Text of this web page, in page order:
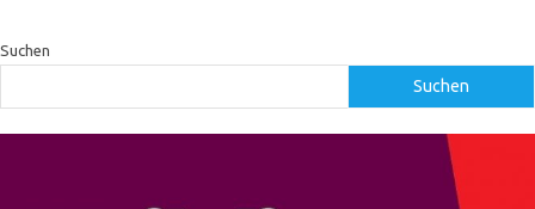
Suchen
Suchen